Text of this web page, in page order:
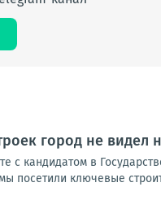
город не видел
с кандидатом в
посетили ключевые